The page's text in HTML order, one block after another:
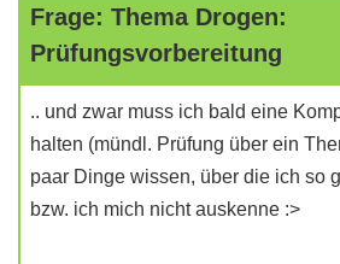
Frage: Thema Drogen:
Prüfungsvorbereitung
.. und zwar muss ich bald eine
halten (mündl. Prüfung über ein
paar Dinge wissen, über die ich so
bzw. ich mich nicht auskenne :>